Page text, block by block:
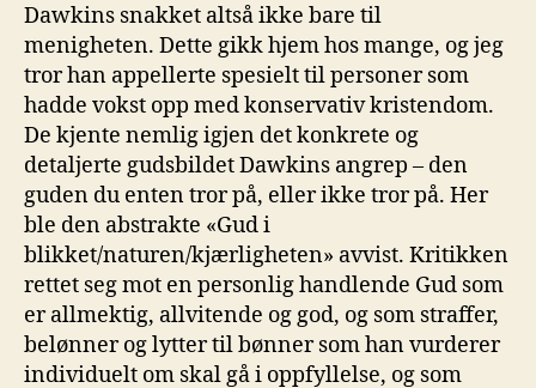
Dawkins snakket altså ikke bare til
menigheten. Dette gikk hjem hos mange, og jeg
tror han appellerte spesielt til personer som
hadde vokst opp med konservativ kristendom.
De kjente nemlig igjen det konkrete og
detaljerte gudsbildet Dawkins angrep – den
guden du enten tror på, eller ikke tror på. Her
ble den abstrakte «Gud i
blikket/naturen/kjærligheten» avvist. Kritikken
rettet seg mot en personlig handlende Gud som
er allmektig, allvitende og god, og som straffer,
belønner og lytter til bønner som han vurderer
individuelt om skal gå i oppfyllelse, og som